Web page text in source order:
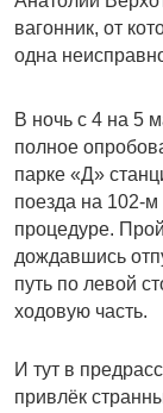
вагонник, от
одна
В ночь с 4 на 5
полное
парке «Д»
поезда на 102-м
процедуре.
дождавшись
путь по левой
ходовую часть.
И тут в
привлёк